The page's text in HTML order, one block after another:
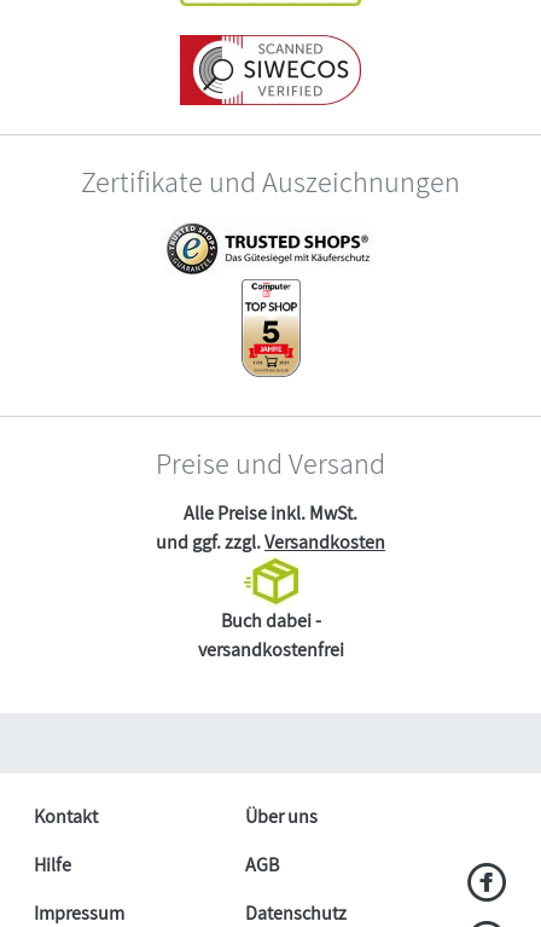
Zertifikate und Auszeichnungen
Preise und Versand
Alle Preise inkl. MwSt.
und ggf. zzgl.Versandkosten
Buch dabei -
versandkostenfrei
Kontakt
Über uns
Hilfe
AGB
Impressum
Datenschutz